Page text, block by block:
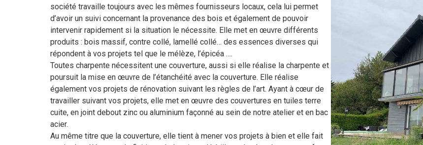
société travaille toujours avec les mêmes fournisseurs locaux, cela lui permet
d’avoir un suivi concernant la provenance des bois et également de pouvoir
intervenir rapidement si la situation le nécessite. Elle met en œuvre différents
produits : bois massif, contre collé, lamellé collé… des essences diverses qui
répondent à vos projets tel que le mélèze, l’épicéa ….
Toutes charpente nécessitent une couverture, aussi si elle réalise la charpente et
poursuit la mise en œuvre de l’étanchéité avec la couverture. Elle réalise
également vos projets de rénovation suivant les règles de l’art. Ayant à cœur de
travailler suivant vos projets, elle met en œuvre des couvertures en tuiles terre
cuite, en joint debout zinc ou aluminium façonné au sein de notre atelier et en bac
acier.
Au même titre que la couverture, elle tient à mener vos projets à bien et elle fait